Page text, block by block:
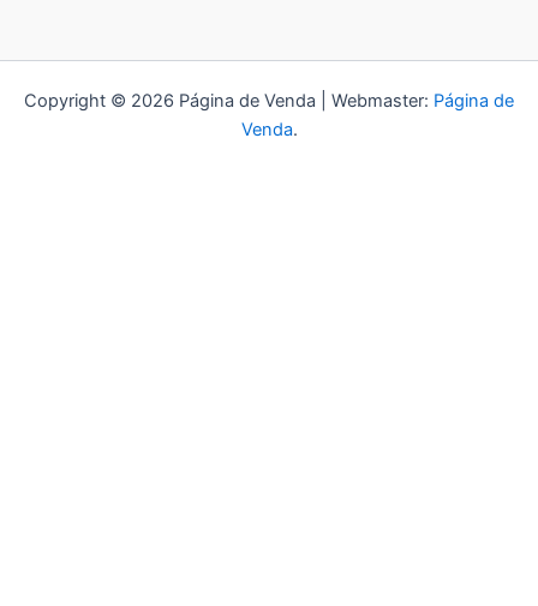
Copyright © 2026 Página de Venda | Webmaster: Página de
Venda.